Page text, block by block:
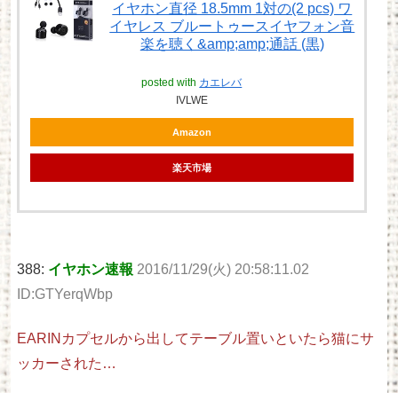
イヤホン直径 18.5mm 1対の(2 pcs) ワ
イヤレス ブルートゥースイヤフォン音
楽を聴く&amp;amp;通話 (黒)
posted with カエレバ
IVLWE
Amazon
楽天市場
388: イヤホン速報 2016/11/29(火) 20:58:11.02
ID:GTYerqWbp
EARINカプセルから出してテーブル置いといたら猫にサ
ッカーされた…